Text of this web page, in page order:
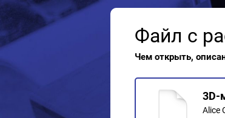
Файл с
Чем открыть,
3D-
Alice